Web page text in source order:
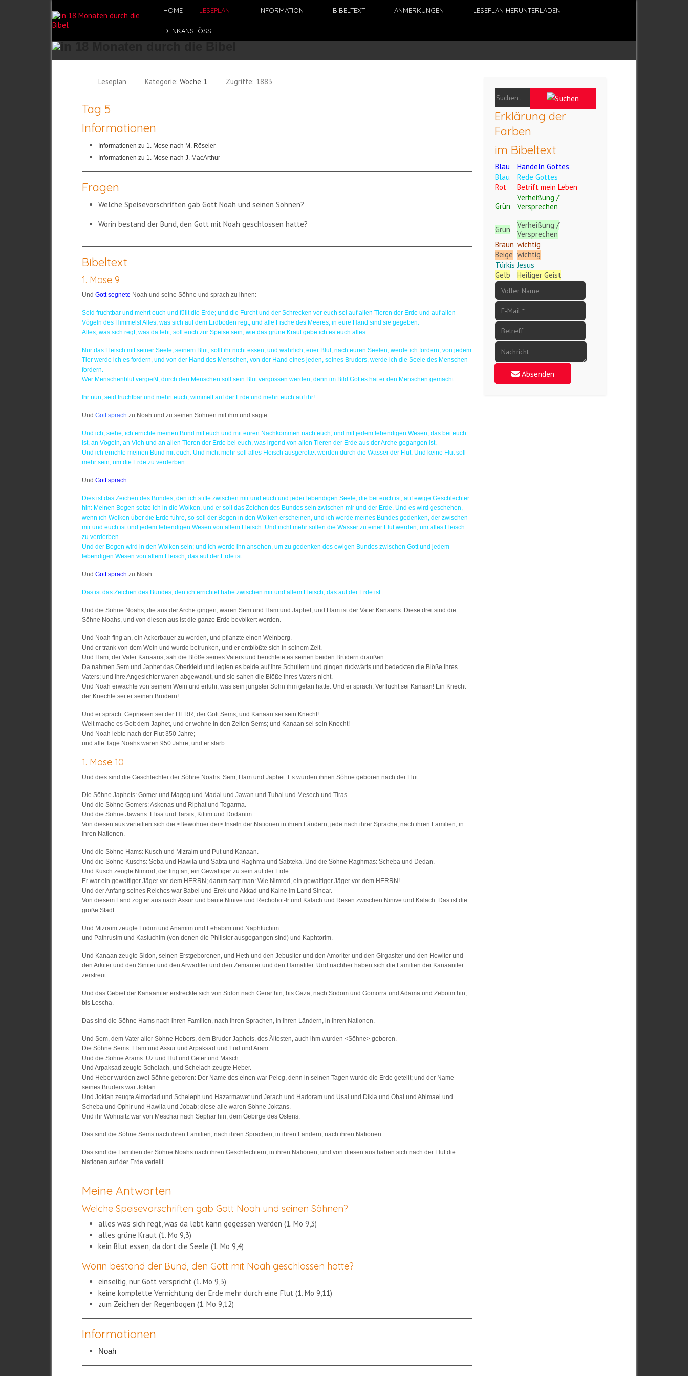
HOME LESEPLAN INFORMATION BIBELTEXT ANMERKUNGEN LESEPLAN HERUNTERLADEN
DENKANSTÖSSE
Leseplan Kategorie:Woche 1 Zugriffe: 1883
Tag 5
Informationen
Informationen zu 1. Mose nach M. Röseler
Informationen zu 1. Mose nach J. MacArthur
Fragen
Welche Speisevorschriften gab Gott Noah und seinen Söhnen?
Worin bestand der Bund, den Gott mit Noah geschlossen hatte?
Bibeltext
1. Mose 9
Und Gott segnete Noah und seine Söhne und sprach zu ihnen:
Seid fruchtbar und mehrt euch und füllt die Erde; und die Furcht und der Schrecken vor euch sei auf allen Tieren der Erde und auf allen
Vögeln des Himmels! Alles, was sich auf dem Erdboden regt, und alle Fische des Meeres, in eure Hand sind sie gegeben.
Alles, was sich regt, was da lebt, soll euch zur Speise sein; wie das grüne Kraut gebe ich es euch alles.
Nur das Fleisch mit seiner Seele, seinem Blut, sollt ihr nicht essen;und wahrlich, euer Blut, nach euren Seelen, werde ich fordern; von jedem
Tier werde ich es fordern, und von der Hand des Menschen, von der Hand eines jeden, seines Bruders, werde ich die Seele des Menschen
fordern.
Wer Menschenblut vergießt, durch den Menschen soll sein Blut vergossen werden; denn im Bild Gottes hat er den Menschen gemacht.
Ihr nun, seid fruchtbar und mehrt euch, wimmelt auf der Erde und mehrt euch auf ihr!
UndGott sprach zu Noah und zu seinen Söhnen mit ihm und sagte:
Und ich, siehe, ich errichte meinen Bund mit euch und mit euren Nachkommen nach euch; und mit jedem lebendigen Wesen, das bei euch
ist, an Vögeln, an Vieh und an allen Tieren der Erde bei euch, was irgend von allen Tieren der Erde aus der Arche gegangen ist.
Und ich errichte meinen Bund mit euch. Und nicht mehr soll alles Fleisch ausgerottet werden durch die Wasser der Flut. Und keine Flut soll
mehr sein, um die Erde zu verderben.
UndGott sprach:
Dies ist das Zeichen des Bundes, den ich stifte zwischen mir und euch und jeder lebendigen Seele, die bei euch ist, auf ewige Geschlechter
hin: Meinen Bogen setze ich in die Wolken, und er soll das Zeichen des Bundes sein zwischen mir und der Erde. Und es wird geschehen,
wenn ich Wolken über die Erde führe, so soll der Bogen in den Wolken erscheinen, und ich werde meines Bundes gedenken, der zwischen
mir und euch ist und jedem lebendigen Wesen von allem Fleisch. Und nicht mehr sollen die Wasser zu einer Flut werden, um alles Fleisch
zu verderben.
Und der Bogen wird in den Wolken sein; und ich werde ihn ansehen, um zu gedenken des ewigen Bundes zwischen Gott und jedem
lebendigen Wesen von allem Fleisch, das auf der Erde ist.
UndGott sprach zu Noah:
Das ist das Zeichen des Bundes, den ich errichtet habe zwischen mir und allem Fleisch, das auf der Erde ist.
Und die Söhne Noahs, die aus der Arche gingen, waren Sem und Ham und Japhet; und Ham ist der Vater Kanaans. Diese drei sind die
Söhne Noahs, und von diesen aus ist die ganze Erde bevölkert worden.
Und Noah fing an, ein Ackerbauer zu werden, und pflanzte einen Weinberg.
Und er trank von dem Wein und wurde betrunken, und er entblößte sich in seinem Zelt.
Und Ham, der Vater Kanaans, sah die Blöße seines Vaters und berichtete es seinen beiden Brüdern draußen.
Da nahmen Sem und Japhet das Oberkleid und legten es beide auf ihre Schultern und gingen rückwärts und bedeckten die Blöße ihres
Vaters; und ihre Angesichter waren abgewandt, und sie sahen die Blöße ihres Vaters nicht.
Und Noah erwachte von seinem Wein und erfuhr, was sein jüngster Sohn ihm getan hatte. Und er sprach: Verflucht sei Kanaan! Ein Knecht
der Knechte sei er seinen Brüdern!
Und er sprach: Gepriesen sei der HERR, der Gott Sems; und Kanaan sei sein Knecht!
Weit mache es Gott dem Japhet, und er wohne in den Zelten Sems; und Kanaan sei sein Knecht!
Und Noah lebte nach der Flut 350 Jahre;
und alle Tage Noahs waren 950 Jahre, und er starb.
1. Mose 10
Und dies sind die Geschlechter der Söhne Noahs: Sem, Ham und Japhet. Es wurden ihnen Söhne geboren nach der Flut.
Die Söhne Japhets: Gomer und Magog und Madai und Jawan und Tubal und Mesech und Tiras.
Und die Söhne Gomers: Askenas und Riphat und Togarma.
Und die Söhne Jawans: Elisa und Tarsis, Kittim und Dodanim.
Von diesen aus verteilten sich die <Bewohner der> Inseln der Nationen in ihren Ländern, jede nach ihrer Sprache, nach ihren Familien, in
ihren Nationen.
Und die Söhne Hams: Kusch und Mizraim und Put und Kanaan.
Und die Söhne Kuschs: Seba und Hawila und Sabta und Raghma und Sabteka. Und die Söhne Raghmas: Scheba und Dedan.
Und Kusch zeugte Nimrod; der fing an, ein Gewaltiger zu sein auf der Erde.
Er war ein gewaltiger Jäger vor dem HERRN; darum sagt man: Wie Nimrod, ein gewaltiger Jäger vor dem HERRN!
Und der Anfang seines Reiches war Babel und Erek und Akkad und Kalne im Land Sinear.
Von diesem Land zog er aus nach Assur und baute Ninive und Rechobot-Ir und Kalach und Resen zwischen Ninive und Kalach: Das ist die
große Stadt.
Und Mizraim zeugte Ludim und Anamim und Lehabim und Naphtuchim
und Pathrusim und Kasluchim (von denen die Philister ausgegangen sind) und Kaphtorim.
Und Kanaan zeugte Sidon, seinen Erstgeborenen, und Heth und den Jebusiter und den Amoriter und den Girgasiter und den Hewiter und
den Arkiter und den Siniter und den Arwaditer und den Zemariter und den Hamatiter. Und nachher haben sich die Familien der Kanaaniter
zerstreut.
Und das Gebiet der Kanaaniter erstreckte sich von Sidon nach Gerar hin, bis Gaza; nach Sodom und Gomorra und Adama und Zeboim hin,
bis Lescha.
Das sind die Söhne Hams nach ihren Familien, nach ihren Sprachen, in ihren Ländern, in ihren Nationen.
Und Sem, dem Vater aller Söhne Hebers, dem Bruder Japhets, des Ältesten, auch ihm wurden <Söhne> geboren.
Die Söhne Sems: Elam und Assur und Arpaksad und Lud und Aram.
Und die Söhne Arams: Uz und Hul und Geter und Masch.
Und Arpaksad zeugte Schelach, und Schelach zeugte Heber.
Und Heber wurden zwei Söhne geboren: Der Name des einen war Peleg, denn in seinen Tagen wurde die Erde geteilt; und der Name
seines Bruders war Joktan.
Und Joktan zeugte Almodad und Scheleph und Hazarmawet und Jerach und Hadoram und Usal und Dikla und Obal und Abimael und
Scheba und Ophir und Hawila und Jobab; diese alle waren Söhne Joktans.
Und ihr Wohnsitz war von Meschar nach Sephar hin, dem Gebirge des Ostens.
Das sind die Söhne Sems nach ihren Familien, nach ihren Sprachen, in ihren Ländern, nach ihren Nationen.
Das sind die Familien der Söhne Noahs nach ihren Geschlechtern, in ihren Nationen; und von diesen aus haben sich nach der Flut die
Nationen auf der Erde verteilt.
Meine Antworten
Welche Speisevorschriften gab Gott Noah und seinen Söhnen?
alles was sich regt, was da lebt kann gegessen werden (1. Mo 9,3)
alles grüne Kraut (1. Mo 9,3)
kein Blut essen, da dort die Seele (1. Mo 9,4)
Worin bestand der Bund, den Gott mit Noah geschlossen hatte?
einseitig, nur Gott verspricht (1. Mo 9,3)
keine komplette Vernichtung der Erde mehr durch eine Flut (1. Mo 9,11)
zum Zeichen der Regenbogen (1. Mo 9,12)
Informationen
Noah
Erklärung der
Farben
im Bibeltext
Blau
Handeln Gottes
Blau
Rede Gottes
Rot
Betrift mein Leben
Grün
Verheißung /
Versprechen
Grün
Verheißung /
Versprechen
Braun wichtig
Beige wichtig
Türkis Jesus
Gelb
Heiliger Geist
Absenden